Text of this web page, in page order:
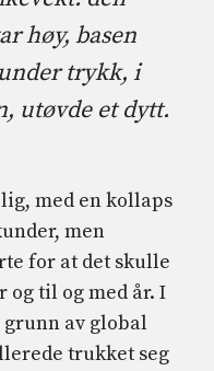
høy, basen
trykk, i
utøvde et dytt.
med en kollaps
men
for at det skulle
og til og med år. I
av global
trukket seg